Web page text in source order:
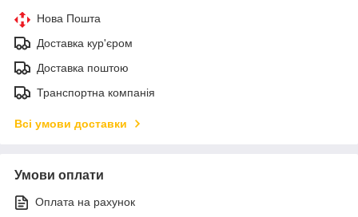
Нова Пошта
Доставка кур'єром
Доставка поштою
Транспортна компанія
Всі умови доставки
Умови оплати
Оплата на рахунок